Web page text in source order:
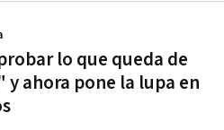
lo que queda de
ahora pone la lupa en